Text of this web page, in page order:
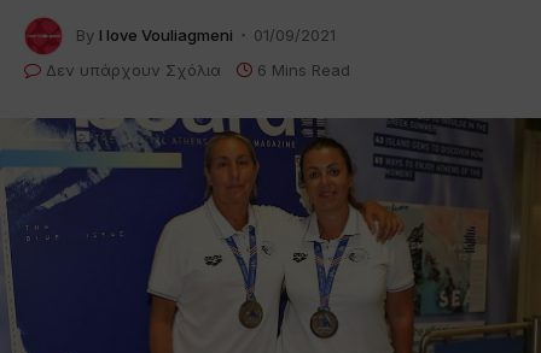
By I love Vouliagmeni
01/09/2021
Δεν υπάρχουν Σχόλια
6 Mins Read